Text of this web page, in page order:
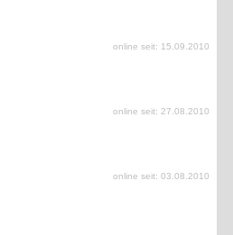
online seit: 15.09.2010
online seit: 27.08.2010
online seit: 03.08.2010